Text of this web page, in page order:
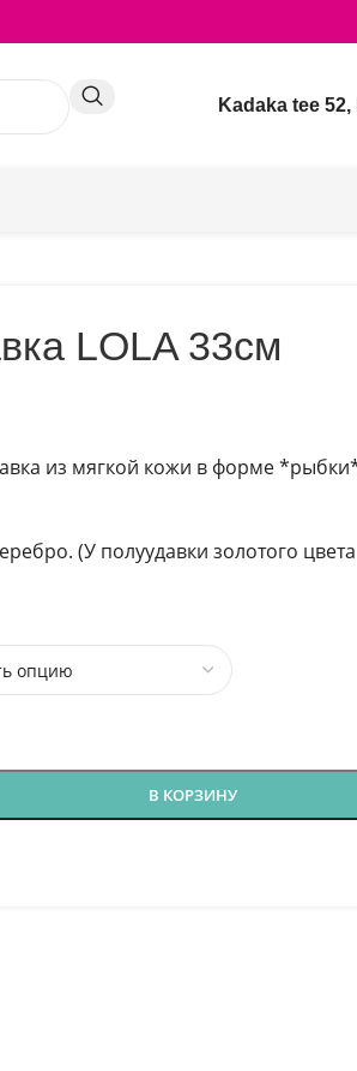
Kadaka tee
LOLA 33см
из мягкой кожи в форме
(У полуудавки золотого
В КОРЗИНУ